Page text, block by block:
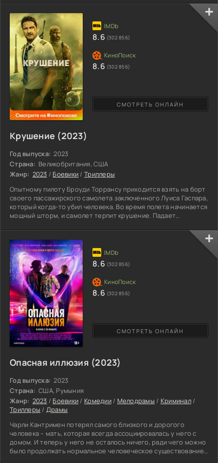
состоятельные люди могут купить клонов на незаконных
аукционах. Но за маской научного прогресса в корпорации
скрывается древний сатанинский культ, желающий вернуть к
жизни темного ангела Люцифера. Лучшим подношением для
него бы стал младенец
Крушение (2023)
Год выпуска: 2023
Страна: Великобритания, США
Жанр: 2023 / Боевики /Триллеры
Опытному пилоту Броуди Торрансу приходится взять на борт
своего пассажирского самолета заключенного Луиса Гаспара,
который когда-то убил человека. Во время полета начинается
мощный шторм, и самолет терпит крушение. Падает
удается выжить, но вскоре они понимают, что помощи ждать
неоткуда. На эту территорию не заходят ни обычные жители,
ни даже филиппинская армия, поскольку все оккупировано до
зубов вооруженными и враждебно настроенными
СМОТРЕТЬ ОНЛАЙН
8.6 (302 856)
8.6 (302 856)
Опасная иллюзия (2023)
Год выпуска: 2023
Страна: США, Румыния
Жанр: 2023 / Боевики / Комедии/ Мелодрамы / Криминал/
Триллеры / Драмы
Чарли Кантримен потерял самого близкого и дорогого
человека – мать, которая всегда ассоциировалась у него с
домом. И теперь у него не осталось ничего, ради чего можно
было продолжать нормальное человеческое существование.
СМОТРЕТЬ ОНЛАЙН
8.6 (302 856)
8.6 (302 856)